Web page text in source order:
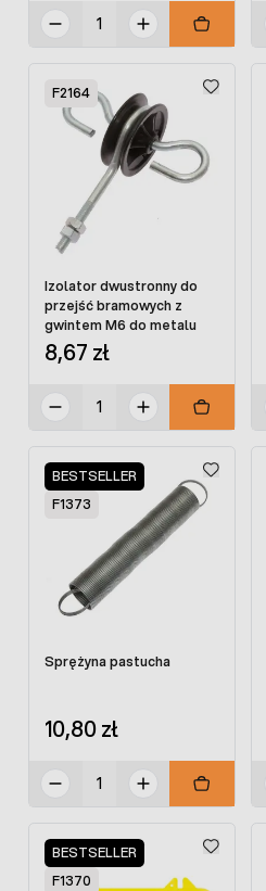
F2164
Izolator dwustronny do
przejść bramowych z
gwintem M6 do metalu
8,67 zł
BESTSELLER
F1373
Sprężyna pastucha
10,80 zł
BESTSELLER
F1370